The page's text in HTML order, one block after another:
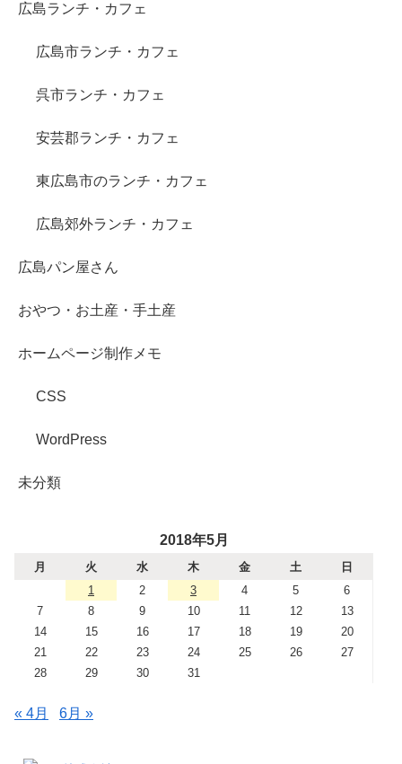
広島ランチ・カフェ
広島市ランチ・カフェ
呉市ランチ・カフェ
安芸郡ランチ・カフェ
東広島市のランチ・カフェ
広島郊外ランチ・カフェ
広島パン屋さん
おやつ・お土産・手土産
ホームページ制作メモ
CSS
WordPress
未分類
2018年5月
月 火 水 木 金 土
日
1
2 3 4 5
6
7
8 9 10 11 12
13
14
15 16 17 18 19
20
21
22 23 24 25 26
27
28
29 30 31
« 4月 6月 »